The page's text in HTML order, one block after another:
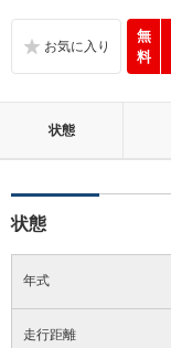
無
料
状態
状態
年式
走行距離